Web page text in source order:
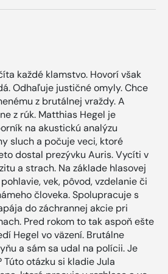
každé klamstvo. Hovorí však
Odhaľuje justičné omyly. Chce
z brutálnej vraždy. A
z rúk. Matthias Hegel je
na akustickú analýzu
sluch a počuje veci, ktoré
dostal prezývku Auris. Vycíti v
a strach. Na základe hlasovej
vek, pôvod, vzdelanie či
človeka. Spolupracuje s
do záchrannej akcie pri
Pred rokom to tak aspoň ešte
Hegel vo väzení. Brutálne
a sám sa udal na polícii. Je
otázku si kladie Jula